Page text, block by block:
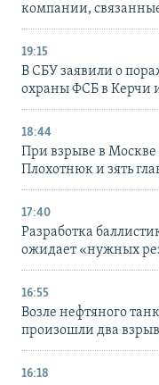
компании,
19:15
В СБУ заявили о
охраны ФСБ в Керчи
18:44
При взрыве в
Плохотнюк и зять
17:40
Разработка
ожидает «нужных
16:55
Возле нефтяного
произошли два
16:18